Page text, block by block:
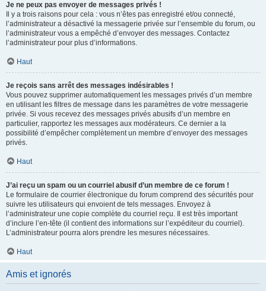
Je ne peux pas envoyer de messages privés !
Il y a trois raisons pour cela : vous n’êtes pas enregistré et/ou connecté,
l’administrateur a désactivé la messagerie privée sur l’ensemble du forum, ou
l’administrateur vous a empêché d’envoyer des messages. Contactez
l’administrateur pour plus d’informations.
Haut
Je reçois sans arrêt des messages indésirables !
Vous pouvez supprimer automatiquement les messages privés d’un membre
en utilisant les filtres de message dans les paramètres de votre messagerie
privée. Si vous recevez des messages privés abusifs d’un membre en
particulier, rapportez les messages aux modérateurs. Ce dernier a la
possibilité d’empêcher complètement un membre d’envoyer des messages
privés.
Haut
J’ai reçu un spam ou un courriel abusif d’un membre de ce forum !
Le formulaire de courrier électronique du forum comprend des sécurités pour
suivre les utilisateurs qui envoient de tels messages. Envoyez à
l’administrateur une copie complète du courriel reçu. Il est très important
d’inclure l’en-tête (il contient des informations sur l’expéditeur du courriel).
L’administrateur pourra alors prendre les mesures nécessaires.
Haut
Amis et ignorés